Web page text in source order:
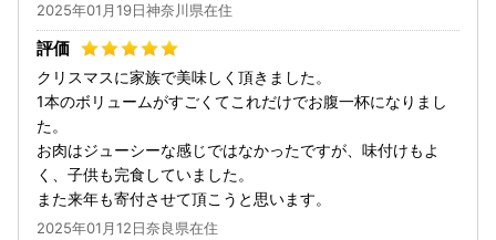
2025年01月19日神奈川県在住
クリスマスに家族で美味しく頂きました。
1本のボリュームがすごくてこれだけでお腹一杯になりまし
た。
お肉はジューシーな感じではなかったですが、味付けもよ
く、子供も完食していました。
また来年も寄付させて頂こうと思います。
2025年01月12日奈良県在住